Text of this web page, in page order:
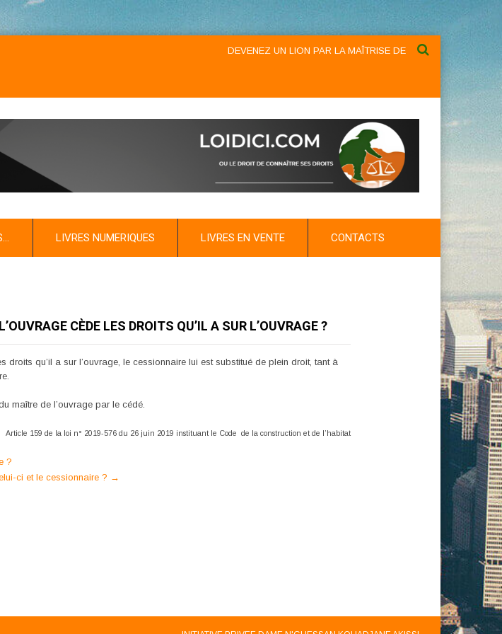
DEVENEZ UN LION PAR LA MAÎTRISE DE VOS DROITS :
LIVRES NUMERIQUES LIVRES EN VENTE CONTACTS
CÈDE LES DROITS QU’IL A SUR L’OUVRAGE ?
qu’il a sur l’ouvrage, le cessionnaire lui est substitué de plein droit, tant à
maître de l’ouvrage par le cédé.
Article 159 de la loi n° 2019-576 du 26 juin 2019 instituant le Code de la construction et de l’habitat
?
ci et le cessionnaire ? →